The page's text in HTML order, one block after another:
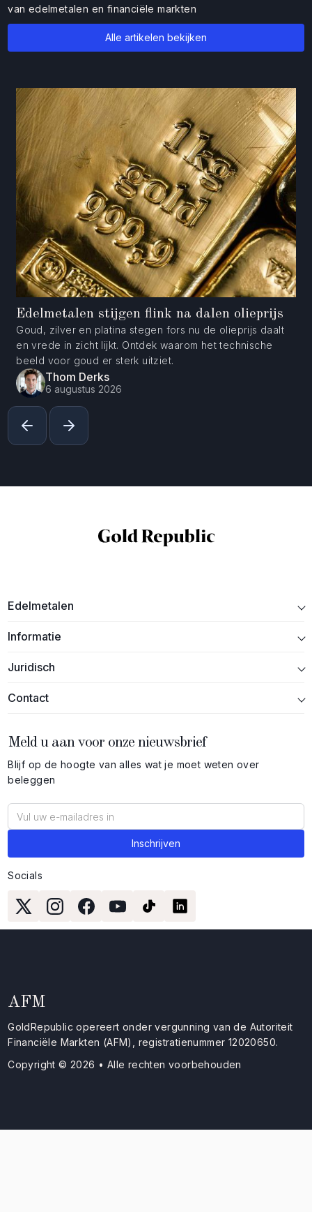
van edelmetalen en financiële markten
Alle artikelen bekijken
Edelmetalen stijgen flink na dalen olieprijs
Goud, zilver en platina stegen fors nu de olieprijs daalt
en vrede in zicht lijkt. Ontdek waarom het technische
beeld voor goud er sterk uitziet.
Thom Derks
6 augustus 2026
Edelmetalen
Informatie
Juridisch
Contact
Meld u aan voor onze nieuwsbrief
Blijf op de hoogte van alles wat je moet weten over
beleggen
Socials
AFM
GoldRepublic opereert onder vergunning van de Autoriteit
Financiële Markten (AFM), registratienummer 12020650.
Copyright © 2026 • Alle rechten voorbehouden